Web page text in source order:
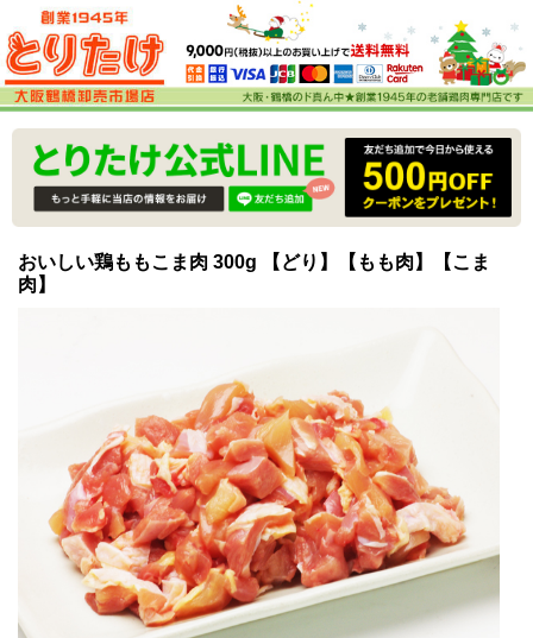
おいしい鶏ももこま肉 300g 【どり】【もも肉】【こま
肉】